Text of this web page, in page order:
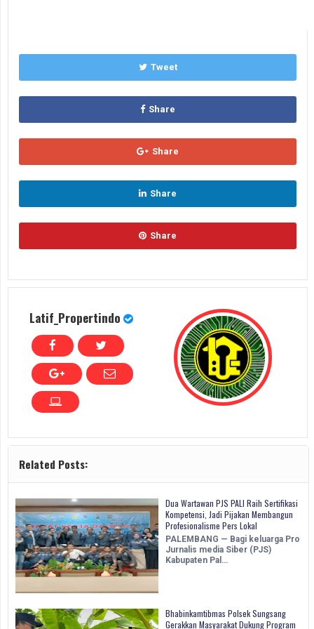
Tweet
Share
Share
Share
Share
Latif_Propertindo
Related Posts:
Dua Wartawan PJS PALI Raih Sertifikasi
Kompetensi, Jadi Pijakan Membangun
Profesionalisme Pers Lokal
PALEMBANG — Bagi keluarga Pro
Jurnalis media Siber (PJS)
Kabupaten Pal…
Bhabinkamtibmas Polsek Sungsang
Gerakkan Masyarakat Dukung Program